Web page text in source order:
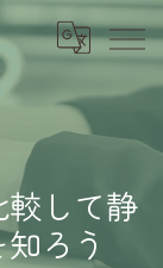
して静
ろう